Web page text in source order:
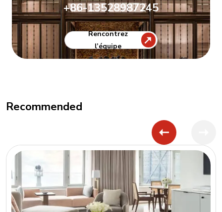
+86-13528987245
Rencontrez
l’équipe
Recommended